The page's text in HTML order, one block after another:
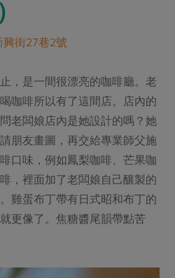
街27巷2號
，是一間很漂亮的咖啡廳。老
咖啡所以有了這間店。店內的
老闆娘店內是她設計的嗎？她
朋友畫圖，再交給專業師父施
口味，例如鳳梨咖啡、芒果咖
，裡面加了老闆娘自己釀製的
雞蛋布丁帶有日式昭和布丁的
更像了。焦糖醬尾韻帶點苦